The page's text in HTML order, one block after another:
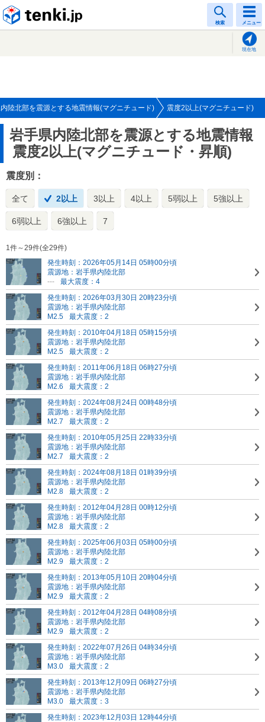
検索 メニュー
現在地
陸北部を震源とする地震情報(マグニチュード) 震度2以上(マグニチュード)
岩手県内陸北部を震源とする地震情報
震度2以上(マグニチュード・昇順)
震度別：
全て 2以上 3以上 4以上 5弱以上 5強以上
6弱以上 6強以上 7
1件～29件(全29件)
発生時刻：2026年05月14日 05時00分頃
震源地：岩手県内陸北部
---
最大震度：4
発生時刻：2026年03月30日 20時23分頃
震源地：岩手県内陸北部
M2.5
最大震度：2
発生時刻：2010年04月18日 05時15分頃
震源地：岩手県内陸北部
M2.5
最大震度：2
発生時刻：2011年06月18日 06時27分頃
震源地：岩手県内陸北部
M2.6
最大震度：2
発生時刻：2024年08月24日 00時48分頃
震源地：岩手県内陸北部
M2.7
最大震度：2
発生時刻：2010年05月25日 22時33分頃
震源地：岩手県内陸北部
M2.7
最大震度：2
発生時刻：2024年08月18日 01時39分頃
震源地：岩手県内陸北部
M2.8
最大震度：2
発生時刻：2012年04月28日 00時12分頃
震源地：岩手県内陸北部
M2.8
最大震度：2
発生時刻：2025年06月03日 05時00分頃
震源地：岩手県内陸北部
M2.9
最大震度：2
発生時刻：2013年05月10日 20時04分頃
震源地：岩手県内陸北部
M2.9
最大震度：2
発生時刻：2012年04月28日 04時08分頃
震源地：岩手県内陸北部
M2.9
最大震度：2
発生時刻：2022年07月26日 04時34分頃
震源地：岩手県内陸北部
M3.0
最大震度：2
発生時刻：2013年12月09日 06時27分頃
震源地：岩手県内陸北部
M3.0
最大震度：3
発生時刻：2023年12月03日 12時44分頃